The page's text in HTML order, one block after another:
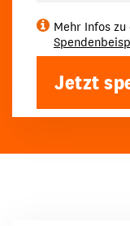
Mehr Infos zu
Jetzt